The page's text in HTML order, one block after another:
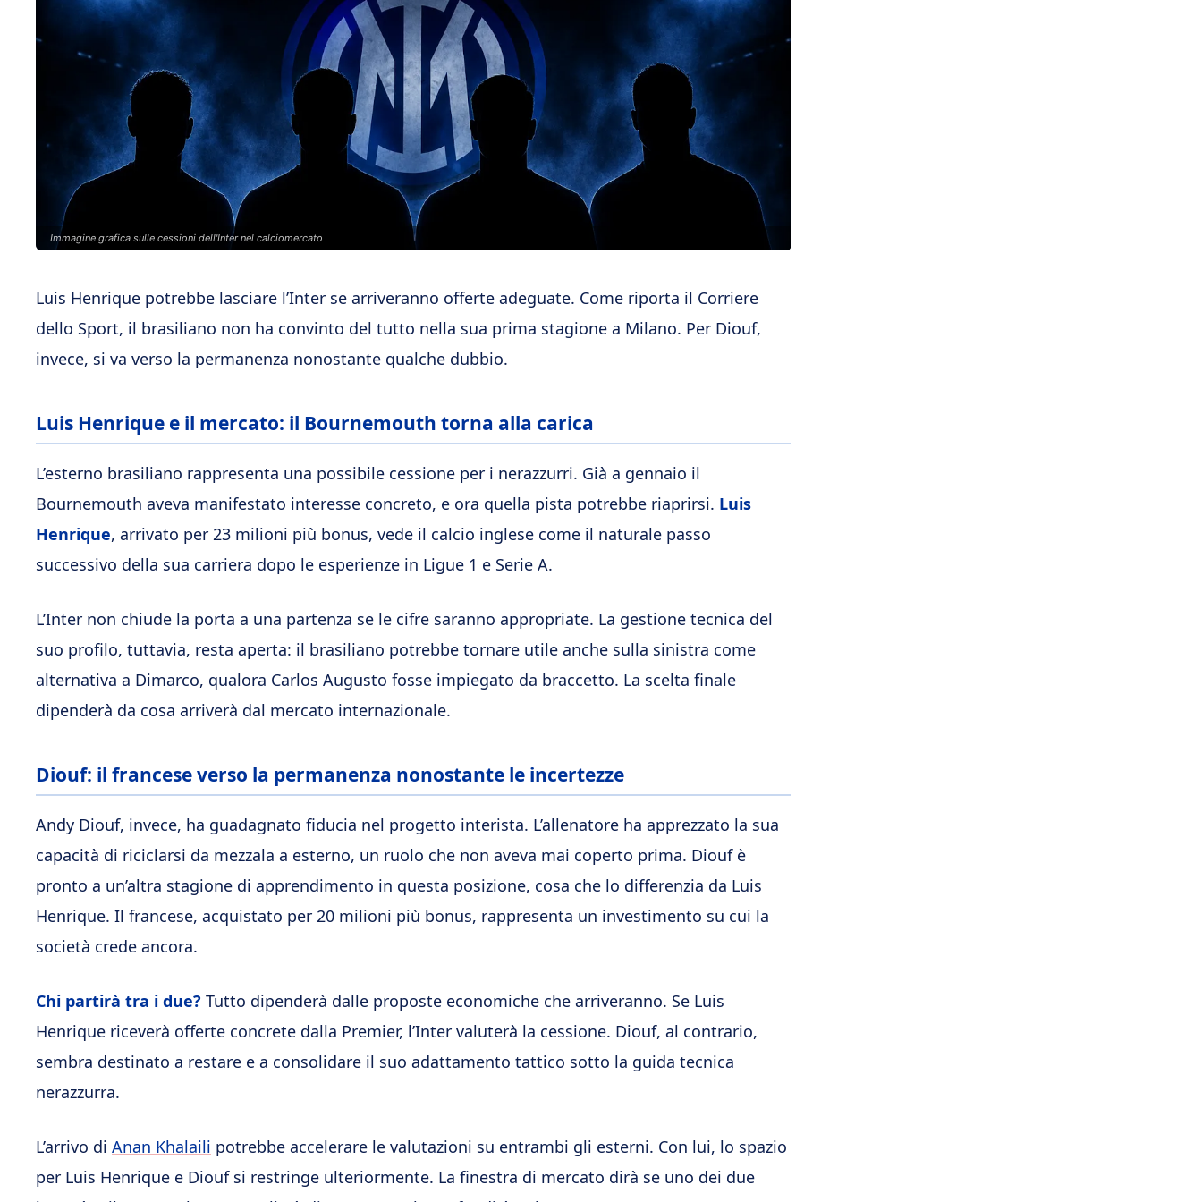
Immagine grafica sulle cessioni dell'Inter nel calciomercato
Luis Henrique potrebbe lasciare l’Inter se arriveranno offerte adeguate. Come riporta il Corriere
dello Sport, il brasiliano non ha convinto del tutto nella sua prima stagione a Milano. Per Diouf,
invece, si va verso la permanenza nonostante qualche dubbio.
Luis Henrique e il mercato: il Bournemouth torna alla carica
L’esterno brasiliano rappresenta una possibile cessione per i nerazzurri. Già a gennaio il
Bournemouth aveva manifestato interesse concreto, e ora quella pista potrebbe riaprirsi. Luis
Henrique, arrivato per 23 milioni più bonus, vede il calcio inglese come il naturale passo
successivo della sua carriera dopo le esperienze in Ligue 1 e Serie A.
L’Inter non chiude la porta a una partenza se le cifre saranno appropriate. La gestione tecnica del
suo profilo, tuttavia, resta aperta: il brasiliano potrebbe tornare utile anche sulla sinistra come
alternativa a Dimarco, qualora Carlos Augusto fosse impiegato da braccetto. La scelta finale
dipenderà da cosa arriverà dal mercato internazionale.
Diouf: il francese verso la permanenza nonostante le incertezze
Andy Diouf, invece, ha guadagnato fiducia nel progetto interista. L’allenatore ha apprezzato la sua
capacità di riciclarsi da mezzala a esterno, un ruolo che non aveva mai coperto prima. Diouf è
pronto a un’altra stagione di apprendimento in questa posizione, cosa che lo differenzia da Luis
Henrique. Il francese, acquistato per 20 milioni più bonus, rappresenta un investimento su cui la
società crede ancora.
Chi partirà tra i due? Tutto dipenderà dalle proposte economiche che arriveranno. Se Luis
Henrique riceverà offerte concrete dalla Premier, l’Inter valuterà la cessione. Diouf, al contrario,
sembra destinato a restare e a consolidare il suo adattamento tattico sotto la guida tecnica
nerazzurra.
L’arrivo di Anan Khalaili potrebbe accelerare le valutazioni su entrambi gli esterni. Con lui, lo spazio
per Luis Henrique e Diouf si restringe ulteriormente. La finestra di mercato dirà se uno dei due